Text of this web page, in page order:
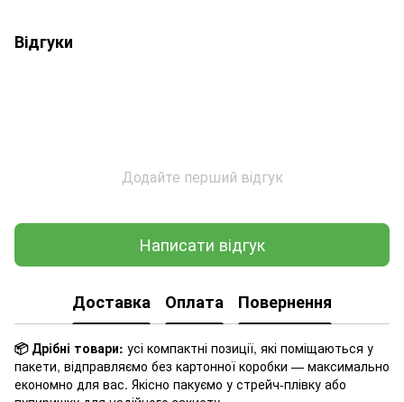
Відгуки
Додайте перший відгук
Написати відгук
Доставка Оплата Повернення
📦 Дрібні товари: усі компактні позиції, які поміщаються у
пакети, відправляємо без картонної коробки — максимально
економно для вас. Якісно пакуємо у стрейч-плівку або